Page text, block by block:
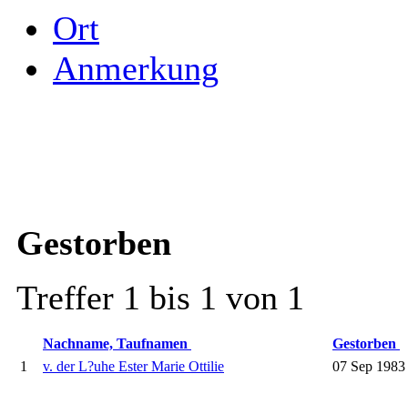
Ort
Anmerkung
Gestorben
Treffer 1 bis 1 von 1
Nachname, Taufnamen
Gestorben
1
v. der L?uhe Ester Marie Ottilie 07 Sep 1983